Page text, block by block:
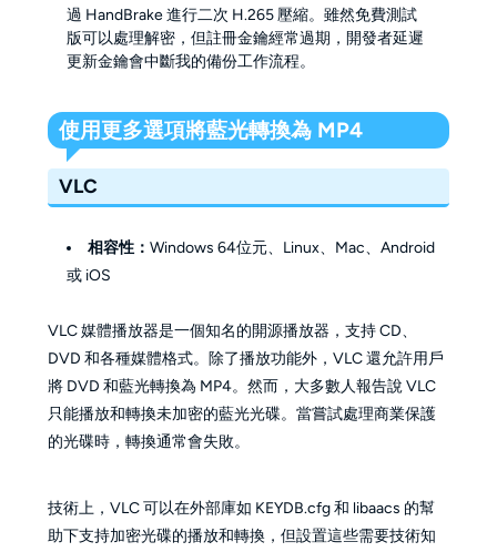
過 HandBrake 進行二次 H.265 壓縮。雖然免費測試
版可以處理解密，但註冊金鑰經常過期，開發者延遲
更新金鑰會中斷我的備份工作流程。
使用更多選項將藍光轉換為 MP4
VLC
相容性：Windows 64位元、Linux、Mac、Android
或 iOS
VLC 媒體播放器是一個知名的開源播放器，支持 CD、
DVD 和各種媒體格式。除了播放功能外，VLC 還允許用戶
將 DVD 和藍光轉換為 MP4。然而，大多數人報告說 VLC
只能播放和轉換未加密的藍光光碟。當嘗試處理商業保護
的光碟時，轉換通常會失敗。
技術上，VLC 可以在外部庫如 KEYDB.cfg 和 libaacs 的幫
助下支持加密光碟的播放和轉換，但設置這些需要技術知